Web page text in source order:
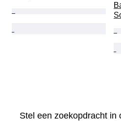
Stel een zoekopdracht in